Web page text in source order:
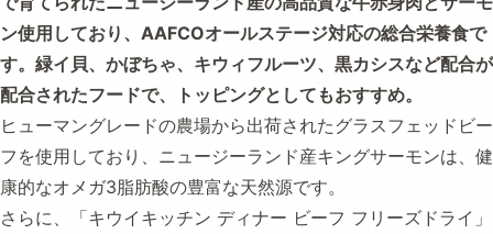
ン使用しており、AAFCOオールステージ対応の総合栄養食で
す。緑イ貝、かぼちゃ、キウィフルーツ、黒カシスなど配合が
配合されたフードで、トッピングとしてもおすすめ。
ヒューマングレードの農場から出荷されたグラスフェッドビー
フを使用しており、ニュージーランド産キングサーモンは、健
康的なオメガ3脂肪酸の豊富な天然源です。
さらに、「キウイキッチン ディナー ビーフ フリーズドライ」